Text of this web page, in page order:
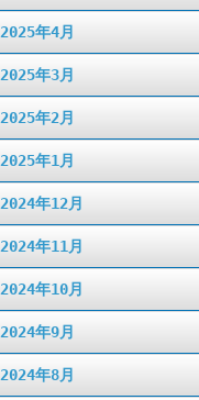
2025年4月
2025年3月
2025年2月
2025年1月
2024年12月
2024年11月
2024年10月
2024年9月
2024年8月